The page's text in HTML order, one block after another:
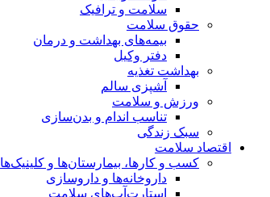
سلامت و ترافیک
حقوق سلامت
بیمه‌های بهداشت و درمان
دفتر وکیل
بهداشت تغذیه
آشپزی سالم
ورزش و سلامت
تناسب اندام و بدن‌سازی
سبک زندگی
اقتصاد سلامت
کسب و کارها، بیمارستان‌ها و کلینیک‌ها
داروخانه‌ها و داروسازی
استارت‌آپ‌های سلامت